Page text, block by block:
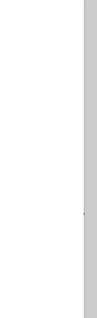
dell'energia”,
dei lavoratori,
UE.
ha perso
giugno sono
tessile
è quella
dalla Russia”,
sulle classi
a Zelensky,
In
è congratulata